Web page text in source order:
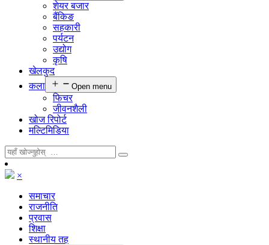
शेयर बजार
बैंकिङ
सहकारी
पर्यटन
उद्योग
कृषि
खेलकुद
कला
Open menu
फिचर
जीवनशैली
खोज रिपोर्ट
मल्टिमिडिया
×
समाचार
राजनीति
प्रवास
शिक्षा
स्थानीय तह